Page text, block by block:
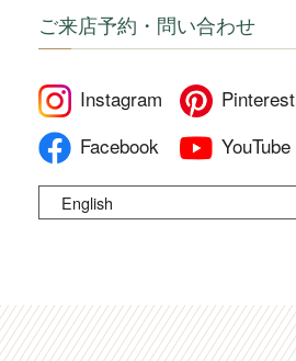
ご来店予約・問い合わせ
Instagram
Pinterest
Facebook
YouTube
English